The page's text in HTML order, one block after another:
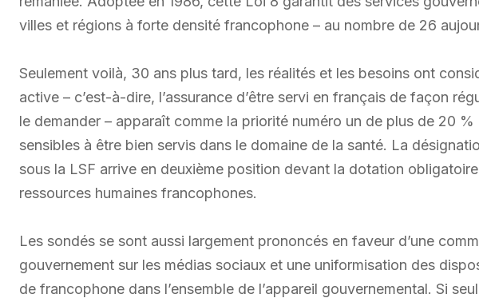
villes et régions à forte densité francophone – au nombre de 26
Seulement voilà, 30 ans plus tard, les réalités et les besoins ont
active – c’est-à-dire, l’assurance d’être servi en français de façon
le demander – apparaît comme la priorité numéro un de plus de 20
sensibles à être bien servis dans le domaine de la santé. La
sous la LSF arrive en deuxième position devant la dotation
ressources humaines francophones.
Les sondés se sont aussi largement prononcés en faveur d’une
gouvernement sur les médias sociaux et une uniformisation des
de francophone dans l’ensemble de l’appareil gouvernemental. Si